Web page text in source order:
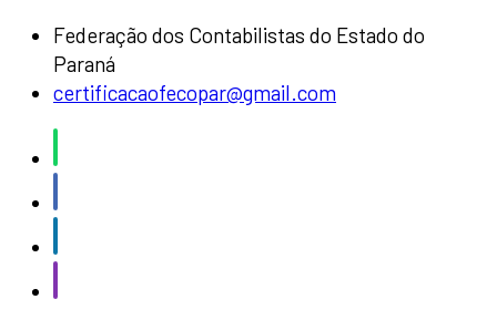
Federação dos Contabilistas do Estado do
Paraná
certificacaofecopar@gmail.com